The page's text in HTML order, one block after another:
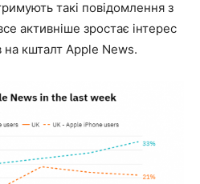
такі повідомлення з
активніше зростає інтерес
на кшталт Apple News.